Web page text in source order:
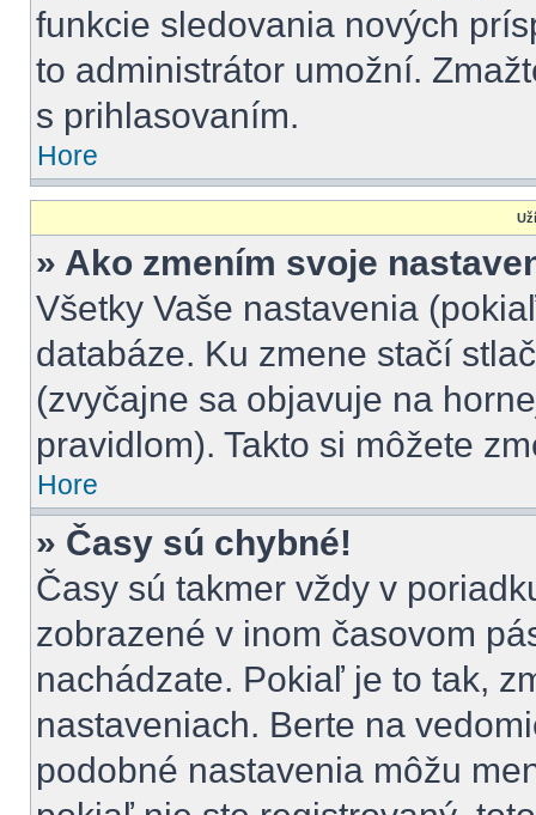
funkcie sledovania nových
to administrátor umožní.
s prihlasovaním.
Hore
» Ako zmením svoje
Všetky Vaše nastavenia
databáze. Ku zmene stačí
(zvyčajne sa objavuje na
pravidlom). Takto si môžete
Hore
» Časy sú chybné!
Časy sú takmer vždy v
zobrazené v inom časovom
nachádzate. Pokiaľ je to tak,
nastaveniach. Berte na
podobné nastavenia môžu